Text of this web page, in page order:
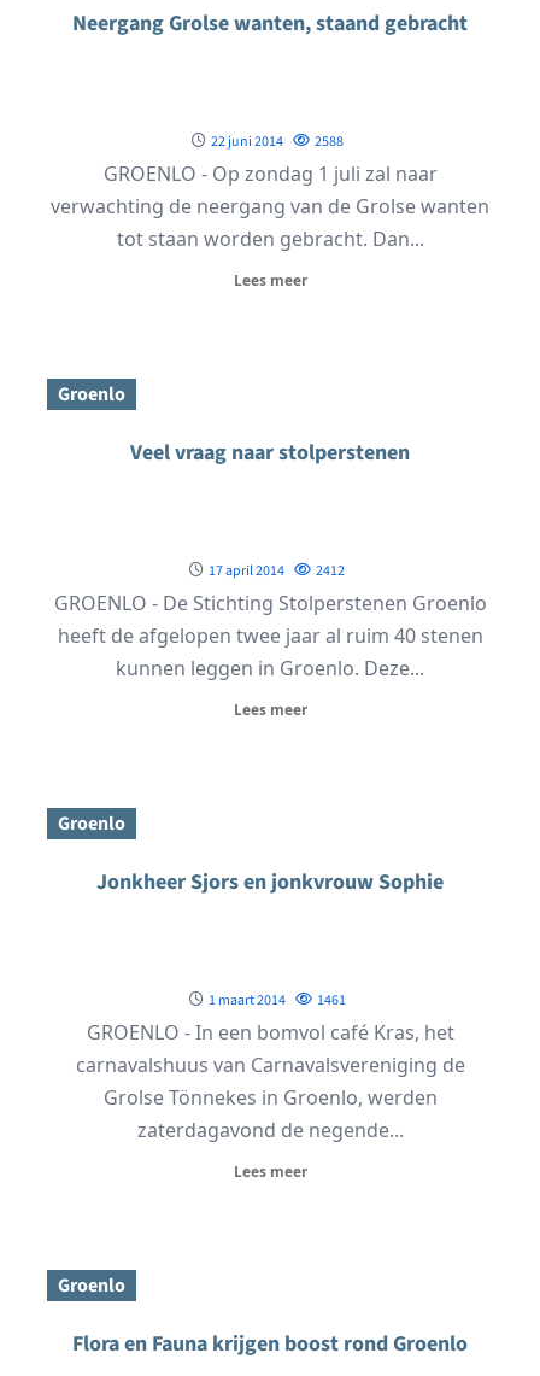
Neergang Grolse wanten, staand gebracht
22 juni 2014 2588
GROENLO - Op zondag 1 juli zal naar
verwachting de neergang van de Grolse wanten
tot staan worden gebracht. Dan...
Lees meer
Groenlo
Veel vraag naar stolperstenen
17 april 2014 2412
GROENLO - De Stichting Stolperstenen Groenlo
heeft de afgelopen twee jaar al ruim 40 stenen
kunnen leggen in Groenlo. Deze...
Lees meer
Groenlo
Jonkheer Sjors en jonkvrouw Sophie
1 maart 2014 1461
GROENLO - In een bomvol café Kras, het
carnavalshuus van Carnavalsvereniging de
Grolse Tönnekes in Groenlo, werden
zaterdagavond de negende...
Lees meer
Groenlo
Flora en Fauna krijgen boost rond Groenlo